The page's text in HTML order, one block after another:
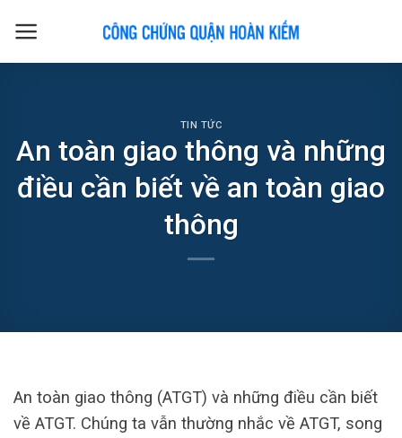
TIN TỨC
An toàn giao thông và những
điều cần biết về an toàn giao
thông
An toàn giao thông (ATGT) và những điều cần biết
về ATGT. Chúng ta vẫn thường nhắc về ATGT, song